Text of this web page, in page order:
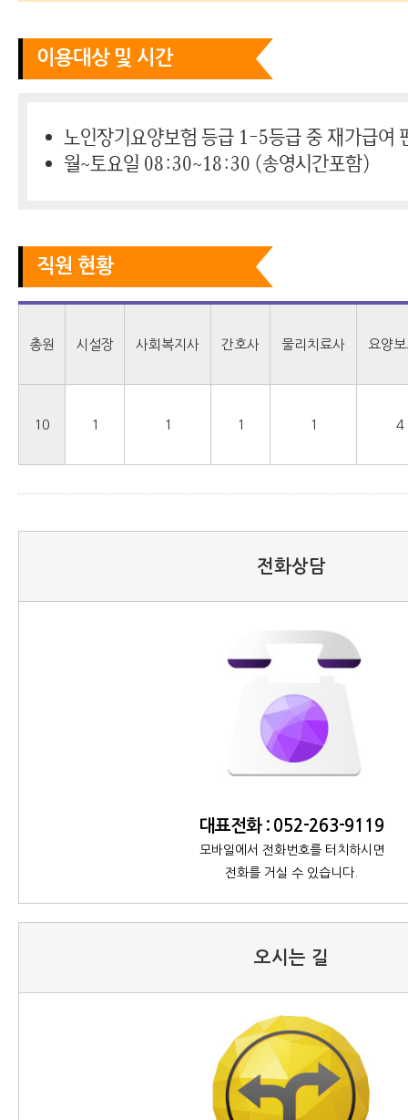
이용대상 및 시간
노인장기요양보험 등급 1-5등급 중 재가급여
월~토요일 08:30~18:30 (송영시간포함)
직원 현황
총원 시설장 사회복지사 간호사 물리치료사 요양
10 1 1 1 1 4
전화상담
대표전화: 052-263-9119
모바일에서 전화번호를 터치하시면
전화를 거실 수 있습니다.
오시는 길